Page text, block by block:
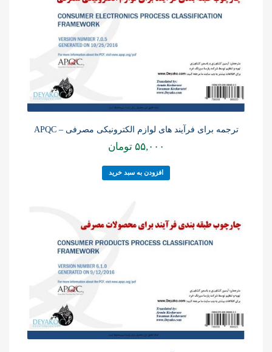
ترجمه برای فرآیند های لوازم الکترونیکی مصرفی – APQC
۵۵,۰۰۰ تومان
افزودن به سبد خرید